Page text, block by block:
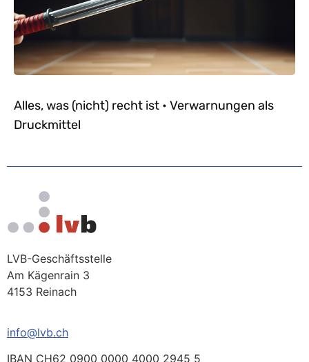
Alles, was (nicht) recht ist • Verwarnungen als
Druckmittel
LVB-Geschäftsstelle
Am Kägenrain 3
4153 Reinach
info@lvb.ch
IBAN CH62 0900 0000 4000 2945 5